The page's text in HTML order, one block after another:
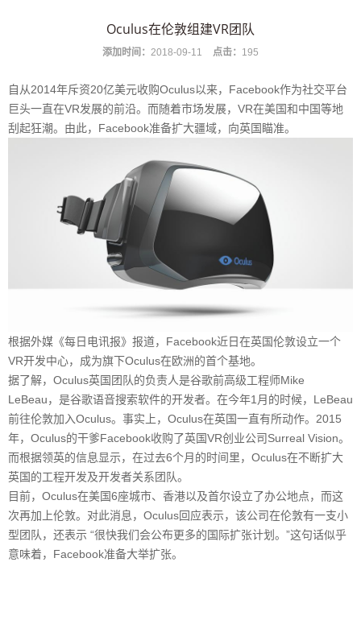
Oculus在伦敦组建VR团队
添加时间： 2018-09-11 点击： 195
自从2014年斥资20亿美元收购Oculus以来，Facebook作为社交平台
巨头一直在VR发展的前沿。而随着市场发展，VR在美国和中国等地
刮起狂潮。由此，Facebook准备扩大疆域，向英国瞄准。
根据外媒《每日电讯报》报道，Facebook近日在英国伦敦设立一个
VR开发中心，成为旗下Oculus在欧洲的首个基地。
据了解，Oculus英国团队的负责人是谷歌前高级工程师Mike
LeBeau，是谷歌语音搜索软件的开发者。在今年1月的时候，LeBeau
前往伦敦加入Oculus。事实上，Oculus在英国一直有所动作。2015
年，Oculus的干爹Facebook收购了英国VR创业公司Surreal Vision。
而根据领英的信息显示，在过去6个月的时间里，Oculus在不断扩大
英国的工程开发及开发者关系团队。
目前，Oculus在美国6座城市、香港以及首尔设立了办公地点，而这
次再加上伦敦。对此消息，Oculus回应表示，该公司在伦敦有一支小
型团队，还表示 “很快我们会公布更多的国际扩张计划。”这句话似乎
意味着，Facebook准备大举扩张。